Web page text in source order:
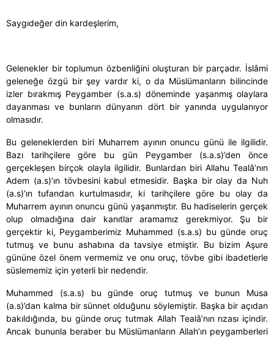
Saygıdeğer din kardeşlerim,
Gelenekler bir toplumun özbenliğini oluşturan bir parçadır. İslâmi
geleneğe özgü bir şey vardır ki, o da Müslümanların bilincinde
izler bırakmış Peygamber (s.a.s) döneminde yaşanmış olaylara
dayanması ve bunların dünyanın dört bir yanında uygulanıyor
olmasıdır.
Bu geleneklerden biri Muharrem ayının onuncu günü ile ilgilidir.
Bazı tarihçilere göre bu gün Peygamber (s.a.s)’den önce
gerçekleşen birçok olayla ilgilidir. Bunlardan biri Allahu Tealâ’nın
Adem (a.s)’ın tövbesini kabul etmesidir. Başka bir olay da Nuh
(a.s)’ın tufandan kurtulmasıdır, ki tarihçilere göre bu olay da
Muharrem ayının onuncu günü yaşanmıştır. Bu hadiselerin gerçek
olup olmadığına dair kanıtlar aramamız gerekmiyor. Şu bir
gerçektir ki, Peygamberimiz Muhammed (s.a.s) bu günde oruç
tutmuş ve bunu ashabına da tavsiye etmiştir. Bu bizim Aşure
gününe özel önem vermemiz ve onu oruç, tövbe gibi ibadetlerle
süslememiz için yeterli bir nedendir.
Muhammed (s.a.s) bu günde oruç tutmuş ve bunun Musa
(a.s)’dan kalma bir sünnet olduğunu söylemiştir. Başka bir açıdan
bakıldığında, bu günde oruç tutmak Allah Tealâ’nın rızası içindir.
Ancak bununla beraber bu Müslümanların Allah’ın peygamberleri